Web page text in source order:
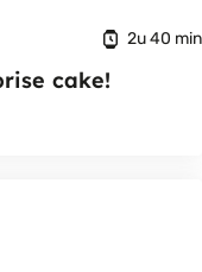
2u 40 min
cake!